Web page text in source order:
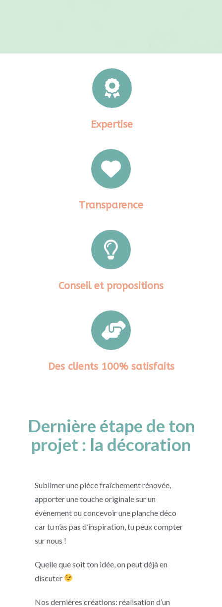
Expertise
Transparence
Conseil et propositions
Des clients 100% satisfaits
Dernière étape de ton
projet : la décoration
Sublimer une pièce fraîchement rénovée,
apporter une touche originale sur un
évènement ou concevoir une planche déco
car tu n’as pas d’inspiration, tu peux compter
sur nous !
Quelle que soit ton idée, on peut déjà en
discuter
Nos dernières créations: réalisation d’un